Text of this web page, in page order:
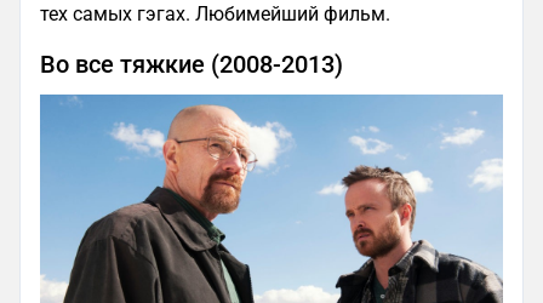
тех самых гэгах. Любимейший фильм.
Во все тяжкие (2008-2013)